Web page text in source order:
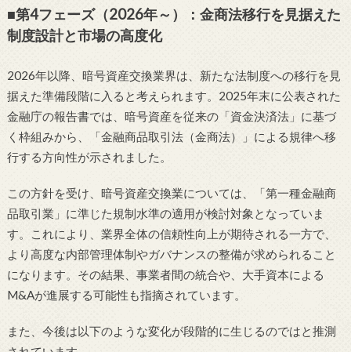
■第4フェーズ（2026年～）：金商法移行を見据えた
制度設計と市場の高度化
2026年以降、暗号資産交換業界は、新たな法制度への移行を見
据えた準備段階に入ると考えられます。2025年末に公表された
金融庁の報告書では、暗号資産を従来の「資金決済法」に基づ
く枠組みから、「金融商品取引法（金商法）」による規律へ移
行する方向性が示されました。
この方針を受け、暗号資産交換業については、「第一種金融商
品取引業」に準じた規制水準の適用が検討対象となっていま
す。これにより、業界全体の信頼性向上が期待される一方で、
より高度な内部管理体制やガバナンスの整備が求められること
になります。その結果、事業者間の統合や、大手資本による
M&Aが進展する可能性も指摘されています。
また、今後は以下のような変化が段階的に生じるのではと推測